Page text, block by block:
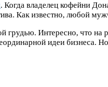
. Когда владелец кофейни
Как известно, любой
грудью. Интересно, что
идеи бизнеса.